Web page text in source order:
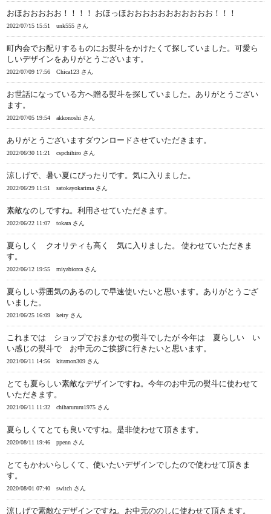
おほおおおおお！！！！ おほっほおおおおおおおおおおお！！！
2022/07/15 15:51 unk555 さん
町内会でお配りするものにお熨斗をかけたくて探していました。可愛ら
しいデザインをありがとうございます。
2022/07/09 17:56 Chica123 さん
お世話になっている方へ贈る熨斗を探していました。ありがとうござい
ます。
2022/07/05 19:54 akkonoshi さん
ありがとうございますダウンロードさせていただきます。
2022/06/30 11:21 cspchihiro さん
涼しげで、暑い夏にぴったりです。気に入りました。
2022/06/29 11:51 satokayokarima さん
素敵なのしですね。利用させていただきます。
2022/06/22 11:07 tokara さん
夏らしく クオリティも高く 気に入りました。 使わせていただきま
す。
2022/06/12 19:55 miyabiorca さん
夏らしい雰囲気のあるのしで早速使いたいと思います。ありがとうござ
いました。
2021/06/25 16:09 keiry さん
これまでは ショップでおまかせの熨斗でしたが 今年は 夏らしい い
い感じの熨斗で お中元のご挨拶に行きたいと思います。
2021/06/11 14:56 kitamon309 さん
とても夏らしい素敵なデザインですね。今年のお中元の熨斗に使わせて
いただきます。
2021/06/11 11:32 chiharururu1975 さん
夏らしくてとても良いですね。是非使わせて頂きます。
2020/08/11 19:46 ppenn さん
とてもかわいらしくて、使いたいデザインでしたので使わせて頂きま
す。
2020/08/01 07:40 switch さん
涼しげで素敵なデザインですね。お中元ののしに使わせて頂きます。